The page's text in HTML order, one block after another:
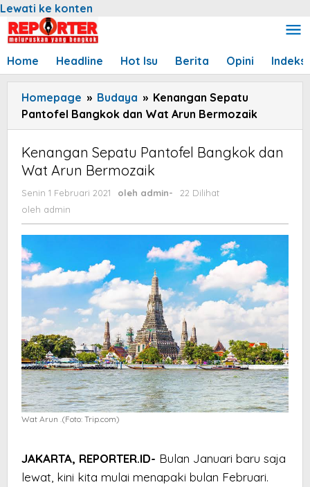
Lewati ke konten
Home Headline Hot Isu Berita Opini Indeks
Homepage » Budaya » Kenangan Sepatu
Pantofel Bangkok dan Wat Arun Bermozaik
Kenangan Sepatu Pantofel Bangkok dan
Wat Arun Bermozaik
Senin 1 Februari 2021 oleh admin-
22 Dilihat
oleh admin
Wat Arun .(Foto: Trip.com)
JAKARTA, REPORTER.ID- Bulan Januari baru saja
lewat, kini kita mulai menapaki bulan Februari.